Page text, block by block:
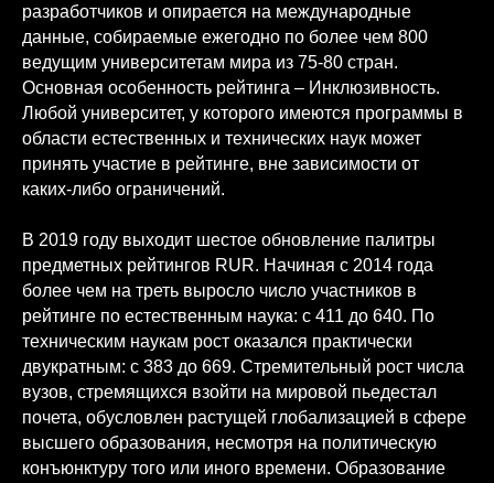
разработчиков и опирается на международные
данные, собираемые ежегодно по более чем 800
ведущим университетам мира из 75-80 стран.
Основная особенность рейтинга – Инклюзивность.
Любой университет, у которого имеются программы в
области естественных и технических наук может
принять участие в рейтинге, вне зависимости от
каких-либо ограничений.
В 2019 году выходит шестое обновление палитры
предметных рейтингов RUR. Начиная с 2014 года
более чем на треть выросло число участников в
рейтинге по естественным наука: с 411 до 640. По
техническим наукам рост оказался практически
двукратным: с 383 до 669. Стремительный рост числа
вузов, стремящихся взойти на мировой пьедестал
почета, обусловлен растущей глобализацией в сфере
высшего образования, несмотря на политическую
конъюнктуру того или иного времени. Образование